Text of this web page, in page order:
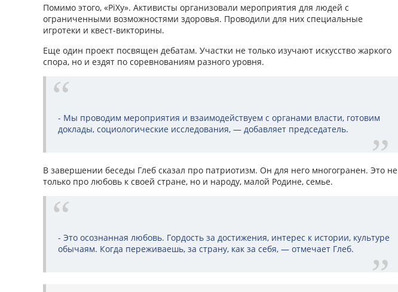
Помимо этого, «PiXy». Активисты организовали мероприятия для людей с
ограниченными возможностями здоровья. Проводили для них специальные
игротеки и квест-викторины.
Еще один проект посвящен дебатам. Участки не только изучают искусство жаркого
спора, но и ездят по соревнованиям разного уровня.
- Мы проводим мероприятия и взаимодействуем с органами власти, готовим
доклады, социологические исследования, — добавляет председатель.
В завершении беседы Глеб сказал про патриотизм. Он для него многогранен. Это не
только про любовь к своей стране, но и народу, малой Родине, семье.
- Это осознанная любовь. Гордость за достижения, интерес к истории, культуре
обычаям. Когда переживаешь, за страну, как за себя, — отмечает Глеб.